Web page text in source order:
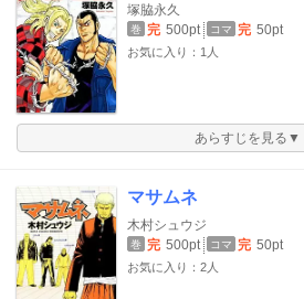
塚脇永久
巻 完 500pt コマ 完 50pt
お気に入り：1人
あらすじを見る▼
マサムネ
木村シュウジ
巻 完 500pt コマ 完 50pt
お気に入り：2人